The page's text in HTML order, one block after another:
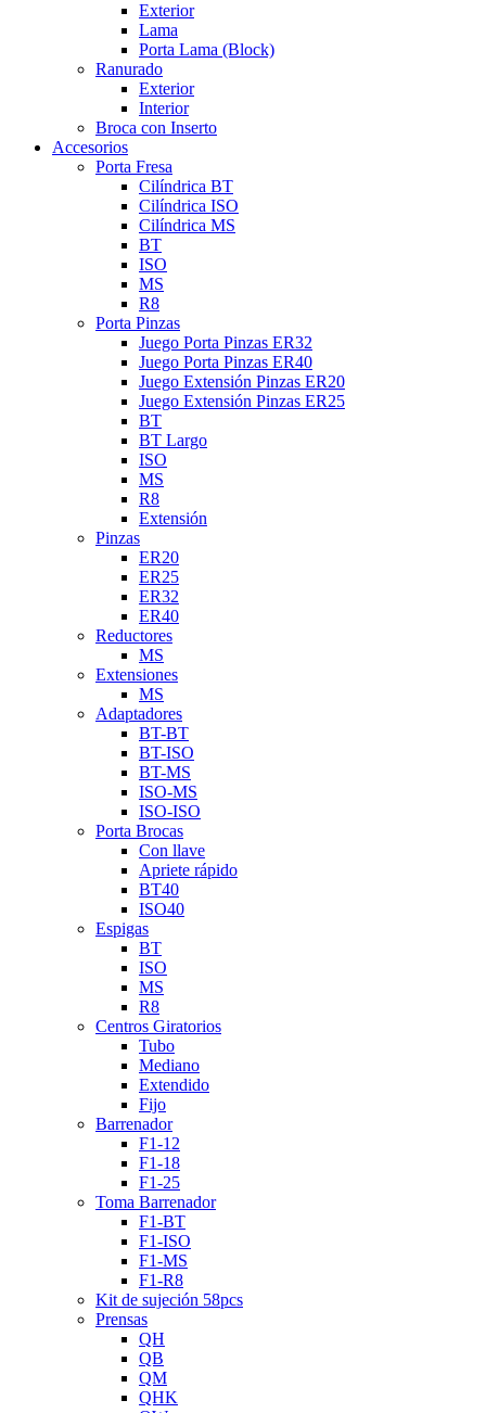
Exterior
Lama
Porta Lama (Block)
Ranurado
Exterior
Interior
Broca con Inserto
Accesorios
Porta Fresa
Cilíndrica BT
Cilíndrica ISO
Cilíndrica MS
BT
ISO
MS
R8
Porta Pinzas
Juego Porta Pinzas ER32
Juego Porta Pinzas ER40
Juego Extensión Pinzas ER20
Juego Extensión Pinzas ER25
BT
BT Largo
ISO
MS
R8
Extensión
Pinzas
ER20
ER25
ER32
ER40
Reductores
MS
Extensiones
MS
Adaptadores
BT-BT
BT-ISO
BT-MS
ISO-MS
ISO-ISO
Porta Brocas
Con llave
Apriete rápido
BT40
ISO40
Espigas
BT
ISO
MS
R8
Centros Giratorios
Tubo
Mediano
Extendido
Fijo
Barrenador
F1-12
F1-18
F1-25
Toma Barrenador
F1-BT
F1-ISO
F1-MS
F1-R8
Kit de sujeción 58pcs
Prensas
QH
QB
QM
QHK